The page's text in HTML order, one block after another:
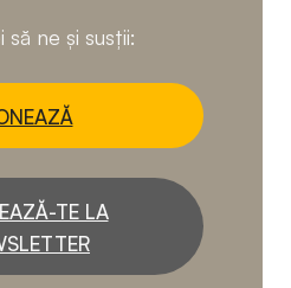
să ne și susții:
TE LA